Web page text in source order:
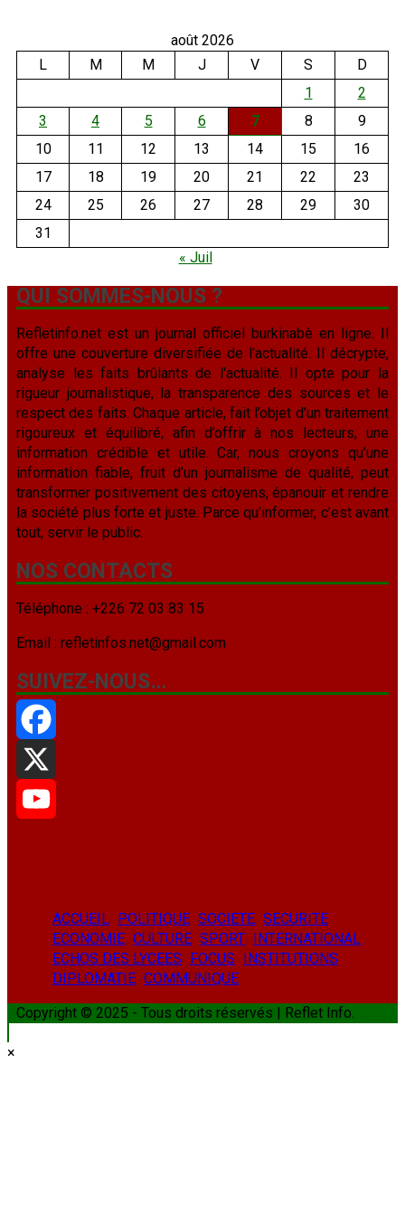
août 2026
L
M M J V S
D
1
2
3
4 5 6 7 8
9
10
11 12 13 14 15
16
17
18 19 20 21 22
23
24
25 26 27 28 29
30
31
« Juil
QUI SOMMES-NOUS ?
Refletinfo.net est un journal officiel burkinabè en ligne. Il
offre une couverture diversifiée de l'actualité. Il décrypte,
analyse les faits brûlants de l'actualité. Il opte pour la
rigueur journalistique, la transparence des sources et le
respect des faits. Chaque article, fait l’objet d’un traitement
rigoureux et équilibré, afin d’offrir à nos lecteurs, une
information crédible et utile. Car, nous croyons qu’une
information fiable, fruit d’un journalisme de qualité, peut
transformer positivement des citoyens, épanouir et rendre
la société plus forte et juste. Parce qu’informer, c’est avant
tout, servir le public.
NOS CONTACTS
Téléphone : +226 72 03 83 15
Email : refletinfos.net@gmail.com
SUIVEZ-NOUS…
Facebook
X
ACCUEIL POLITIQUE SOCIETE SECURITE
ECONOMIE CULTURE SPORT INTERNATIONAL
ECHOS DES LYCEES FOCUS INSTITUTIONS
DIPLOMATIE COMMUNIQUE
Copyright © 2025 - Tous droits réservés | Reflet Info.
×